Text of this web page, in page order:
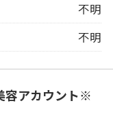
不明
不明
容アカウント※